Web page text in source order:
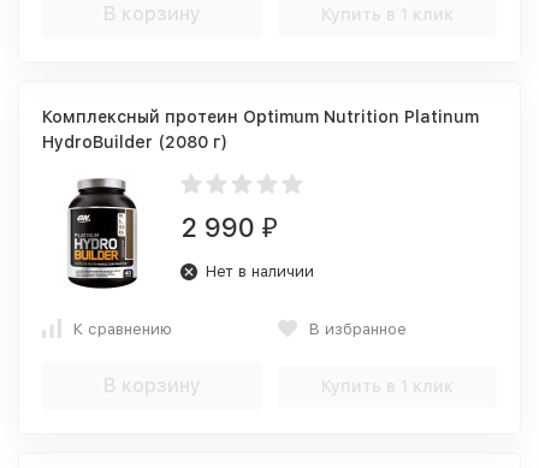
В корзину Купить в 1 клик
Комплексный протеин Optimum Nutrition Platinum
HydroBuilder (2080 г)
2 990 ₽
Нет в наличии
К сравнению В избранное
В корзину Купить в 1 клик